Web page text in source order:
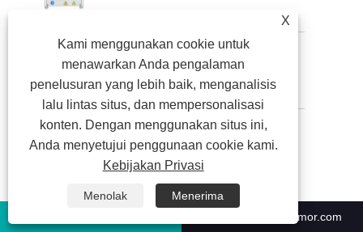
Apa Penerapan Ruang Uji Suhu
Mini?
2026/06/04
Ruang Uji Pelapukan yang Dipercepat
X
Kami menggunakan cookie untuk
menawarkan Anda pengalaman
penelusuran yang lebih baik, menganalisis
lalu lintas situs, dan mempersonalisasi
konten. Dengan menggunakan situs ini,
Anda menyetujui penggunaan cookie kami.
Kebijakan Privasi
Menolak
Menerima
sales@climatestsymor.com